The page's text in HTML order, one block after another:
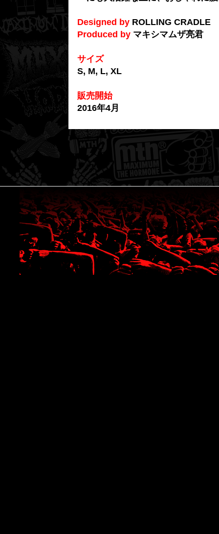
Designed by ROLLING CRADLE
Produced by マキシマムザ亮君
サイズ
S, M, L, XL
販売開始
2016年4月